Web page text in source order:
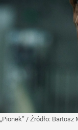
„Pionek” / Źródło: Bartosz